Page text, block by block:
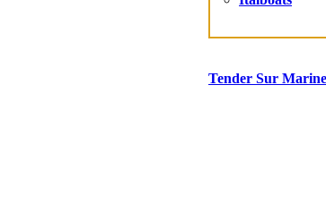
Tender Sur Marine